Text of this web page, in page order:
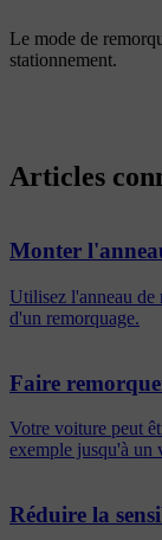
Le mode de
stationnement.
Articles
Monter
Utilisez l'anneau de
d'un remorquage.
Faire
Votre voiture peut
exemple jusqu'à un
Réduire la